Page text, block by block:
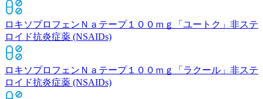
ロキソプロフェンＮａテープ１００ｍｇ「ユートク」 非ステ
ロイド抗炎症薬 (NSAIDs)
ロキソプロフェンＮａテープ１００ｍｇ「ラクール」 非ステ
ロイド抗炎症薬 (NSAIDs)